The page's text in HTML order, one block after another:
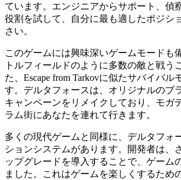
ています。エンジニアからサポート、偵
役割を試して、自分に最も適したポジシ
さい。
このゲームには興味深いゲームモードも
トルフィールドのように多数の敵と戦う
た、Escape from Tarkovに似たサバイバル
す。デルタフォースは、オリジナルのブ
キャンペーンをリメイクしており、モガ
ラム街にあなたを連れて行きます。
多くの現代ゲームと同様に、デルタフォ
ションシステムがあります。開発者は、
ップグレードを導入することで、ゲーム
ました。これはゲームを楽しくするため